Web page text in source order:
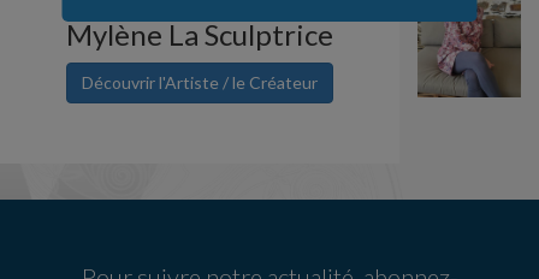
Mylène La Sculptrice
Découvrir l'Artiste / le Créateur